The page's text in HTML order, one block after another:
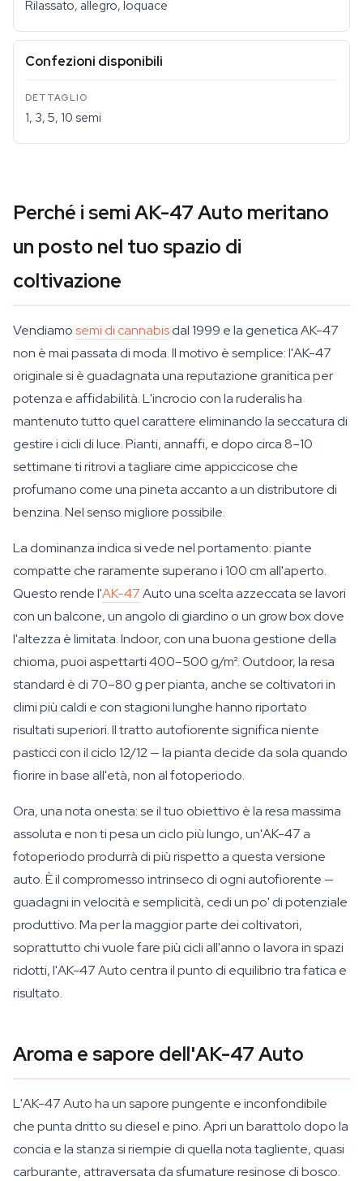
Rilassato, allegro, loquace
Confezioni disponibili
1, 3, 5, 10 semi
Perché i semi AK-47 Auto meritano
un posto nel tuo spazio di
coltivazione
Vendiamosemi di cannabisdal 1999 e la genetica AK-47
non è mai passata di moda. Il motivo è semplice: l'AK-47
originale si è guadagnata una reputazione granitica per
potenza e affidabilità. L'incrocio con la ruderalis ha
mantenuto tutto quel carattere eliminando la seccatura di
gestire i cicli di luce. Pianti, annaffi, e dopo circa 8–10
settimane ti ritrovi a tagliare cime appiccicose che
profumano come una pineta accanto a un distributore di
benzina. Nel senso migliore possibile.
La dominanza indica si vede nel portamento: piante
compatte che raramente superano i 100 cm all'aperto.
Questo rende l'AK-47Auto una scelta azzeccata se lavori
con un balcone, un angolo di giardino o un grow box dove
l'altezza è limitata. Indoor, con una buona gestione della
chioma, puoi aspettarti 400–500 g/m². Outdoor, la resa
standard è di 70–80 g per pianta, anche se coltivatori in
climi più caldi e con stagioni lunghe hanno riportato
risultati superiori. Il tratto autofiorente significa niente
pasticci con il ciclo 12/12 — la pianta decide da sola quando
fiorire in base all'età, non al fotoperiodo.
Ora, una nota onesta: se il tuo obiettivo è la resa massima
assoluta e non ti pesa un ciclo più lungo, un'AK-47 a
fotoperiodo produrrà di più rispetto a questa versione
auto. È il compromesso intrinseco di ogni autofiorente —
guadagni in velocità e semplicità, cedi un po' di potenziale
produttivo. Ma per la maggior parte dei coltivatori,
soprattutto chi vuole fare più cicli all'anno o lavora in spazi
ridotti, l'AK-47 Auto centra il punto di equilibrio tra fatica e
risultato.
Aroma e sapore dell'AK-47 Auto
L'AK-47 Auto ha un sapore pungente e inconfondibile
che punta dritto su diesel e pino. Apri un barattolo dopo la
concia e la stanza si riempie di quella nota tagliente, quasi
carburante, attraversata da sfumature resinose di bosco.